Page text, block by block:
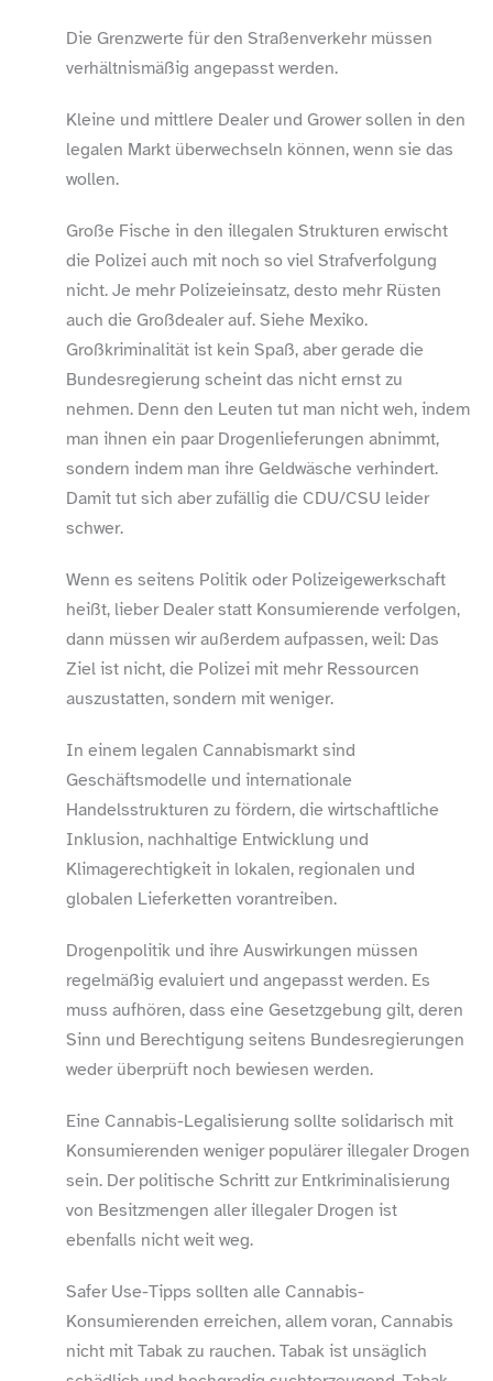
Die Grenzwerte für den Straßenverkehr müssen
verhältnismäßig angepasst werden.
Kleine und mittlere Dealer und Grower sollen in den
legalen Markt überwechseln können, wenn sie das
wollen.
Große Fische in den illegalen Strukturen erwischt
die Polizei auch mit noch so viel Strafverfolgung
nicht. Je mehr Polizeieinsatz, desto mehr Rüsten
auch die Großdealer auf. Siehe Mexiko.
Großkriminalität ist kein Spaß, aber gerade die
Bundesregierung scheint das nicht ernst zu
nehmen. Denn den Leuten tut man nicht weh, indem
man ihnen ein paar Drogenlieferungen abnimmt,
sondern indem man ihre Geldwäsche verhindert.
Damit tut sich aber zufällig die CDU/​CSU leider
schwer.
Wenn es seitens Politik oder Polizeigewerkschaft
heißt, lieber Dealer statt Konsumierende verfolgen,
dann müssen wir außerdem aufpassen, weil: Das
Ziel ist nicht, die Polizei mit mehr Ressourcen
auszustatten, sondern mit weniger.
In einem legalen Cannabismarkt sind
Geschäftsmodelle und internationale
Handelsstrukturen zu fördern, die wirtschaftliche
Inklusion, nachhaltige Entwicklung und
Klimagerechtigkeit in lokalen, regionalen und
globalen Lieferketten vorantreiben.
Drogenpolitik und ihre Auswirkungen müssen
regelmäßig evaluiert und angepasst werden. Es
muss aufhören, dass eine Gesetzgebung gilt, deren
Sinn und Berechtigung seitens Bundesregierungen
weder überprüft noch bewiesen werden.
Eine Cannabis-​Legalisierung sollte solidarisch mit
Konsumierenden weniger populärer illegaler Drogen
sein. Der politische Schritt zur Entkriminalisierung
von Besitzmengen aller illegaler Drogen ist
ebenfalls nicht weit weg.
Safer Use-​Tipps sollten alle Cannabis-​
Konsumierenden erreichen, allem voran, Cannabis
nicht mit Tabak zu rauchen. Tabak ist unsäglich